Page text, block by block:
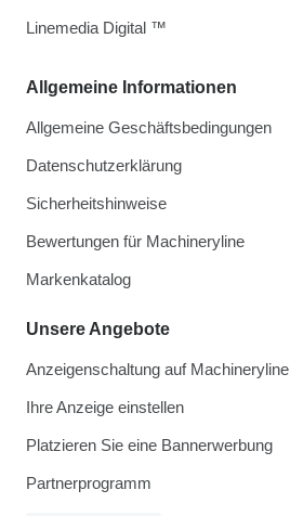
Allgemeine Informationen
Allgemeine Geschäftsbedingungen
Datenschutzerklärung
Sicherheitshinweise
Bewertungen für Machineryline
Markenkatalog
Unsere Angebote
Anzeigenschaltung auf Machineryline
Ihre Anzeige einstellen
Platzieren Sie eine Bannerwerbung
Partnerprogramm
Linemedia Digital ™